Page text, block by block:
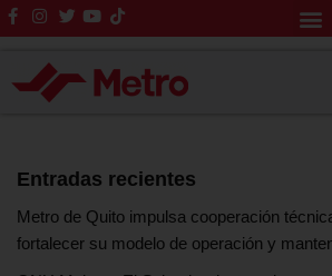
Saltar
al
Entradas recientes
Metro de Quito impulsa cooperación
fortalecer su modelo de operación y